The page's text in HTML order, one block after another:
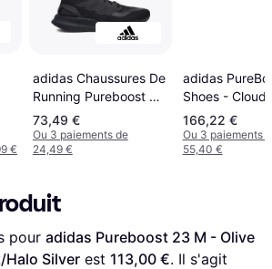
€
adidas Chaussures De
Running Pureboost 5 -
Noir
73,49 €
Ou 3 paiements de
24,49 €
adidas
Shoes - Cloud
White/Core
166,22 €
Ou 3 paiements
55,40 €
pour adidas Pureboost 23 M - Olive
Halo Silver est 113,00 €. Il s'agit